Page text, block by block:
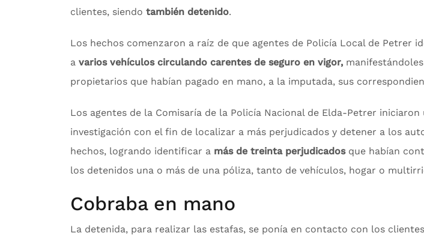
clientes, siendo también detenido.
Los hechos comenzaron a raíz de que agentes de Policía Local de Petrer
a varios vehículos circulando carentes de seguro en vigor,
propietarios que habían pagado en mano, a la imputada, sus
Los agentes de la Comisaría de la Policía Nacional de Elda-Petrer iniciaron
investigación con el fin de localizar a más perjudicados y detener a los
hechos, logrando identificar a más de treinta perjudicadosque habían
los detenidos una o más de una póliza, tanto de vehículos, hogar o
Cobraba en mano
La detenida, para realizar las estafas, se ponía en contacto con los